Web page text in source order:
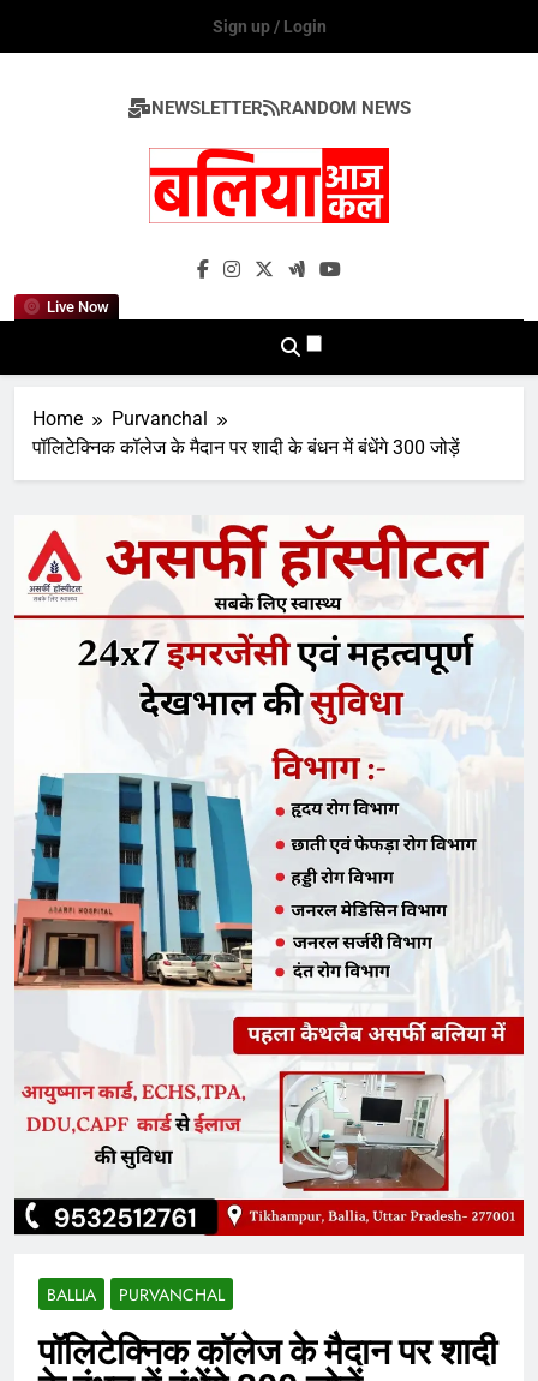
Sign up / Login
NEWSLETTER RANDOM NEWS
Live Now
Ballia Aaj Kal
Home
Purvanchal
पॉलिटेक्निक कॉलेज के मैदान पर शादी के बंधन में बंधेंगे 300 जोड़ें
BALLIA PURVANCHAL
पॉलिटेक्निक कॉलेज के मैदान पर शादी